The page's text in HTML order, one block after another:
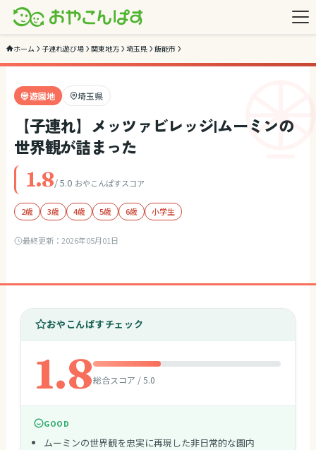
ホーム 子連れ遊び場 関東地方 埼玉県 飯能市
遊園地 埼玉県
【子連れ】メッツァビレッジ|ムーミンの
世界観が詰まった
1.8/ 5.0 おやこんぱすスコア
2歳 3歳 4歳 5歳 6歳 小学生
最終更新： 2026年05月01日
おやこんぱすチェック
1.8総合スコア / 5.0
GOOD
ムーミンの世界観を忠実に再現した非日常的な園内